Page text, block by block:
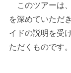
このツアーは
を深めていただ
イドの説明を受
ただくものです。